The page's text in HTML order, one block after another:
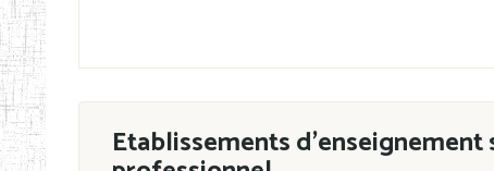
Etablissements